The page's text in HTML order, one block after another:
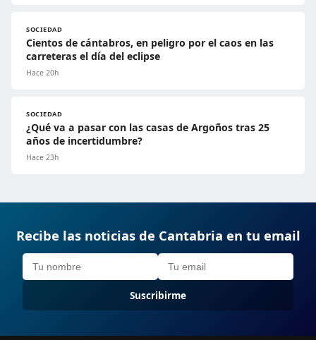
SOCIEDAD
Cientos de cántabros, en peligro por el caos en las
carreteras el día del eclipse
Hace 20h
SOCIEDAD
¿Qué va a pasar con las casas de Argoños tras 25
años de incertidumbre?
Hace 23h
Recibe las noticias de Cantabria en tu email
Suscribirme